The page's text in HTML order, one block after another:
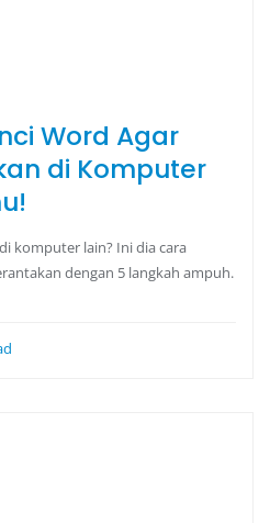
Word Agar
di Komputer
komputer lain? Ini dia cara
dengan 5 langkah ampuh.